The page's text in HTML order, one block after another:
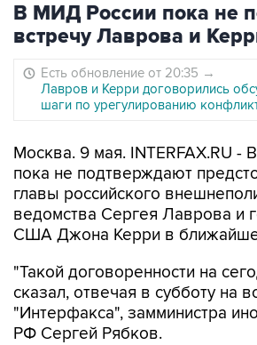
В МИД России пока не
встречу Лаврова и
Есть обновление от 20:35 →
Лавров и Керри договорились
шаги по урегулированию
Москва. 9 мая. INTERFAX.RU -
пока не подтверждают
главы российского
ведомства Сергея Лаврова и
США Джона Керри в
"Такой договоренности на
сказал, отвечая в субботу на
"Интерфакса", замминистра
РФ Сергей Рябков.